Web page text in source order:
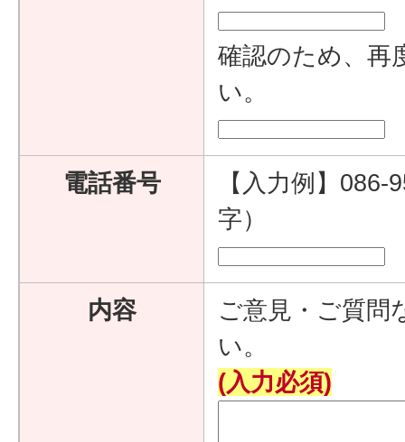
確認のため、再
い。
電話番号
【入力例】
字）
内容
ご意見・ご質問
い。
(入力必須)